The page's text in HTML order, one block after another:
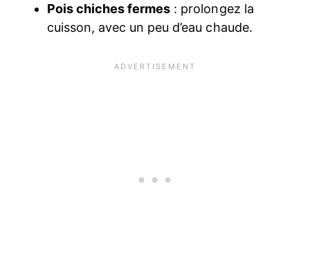
Pois chiches fermes : prolongez la
cuisson, avec un peu d’eau chaude.